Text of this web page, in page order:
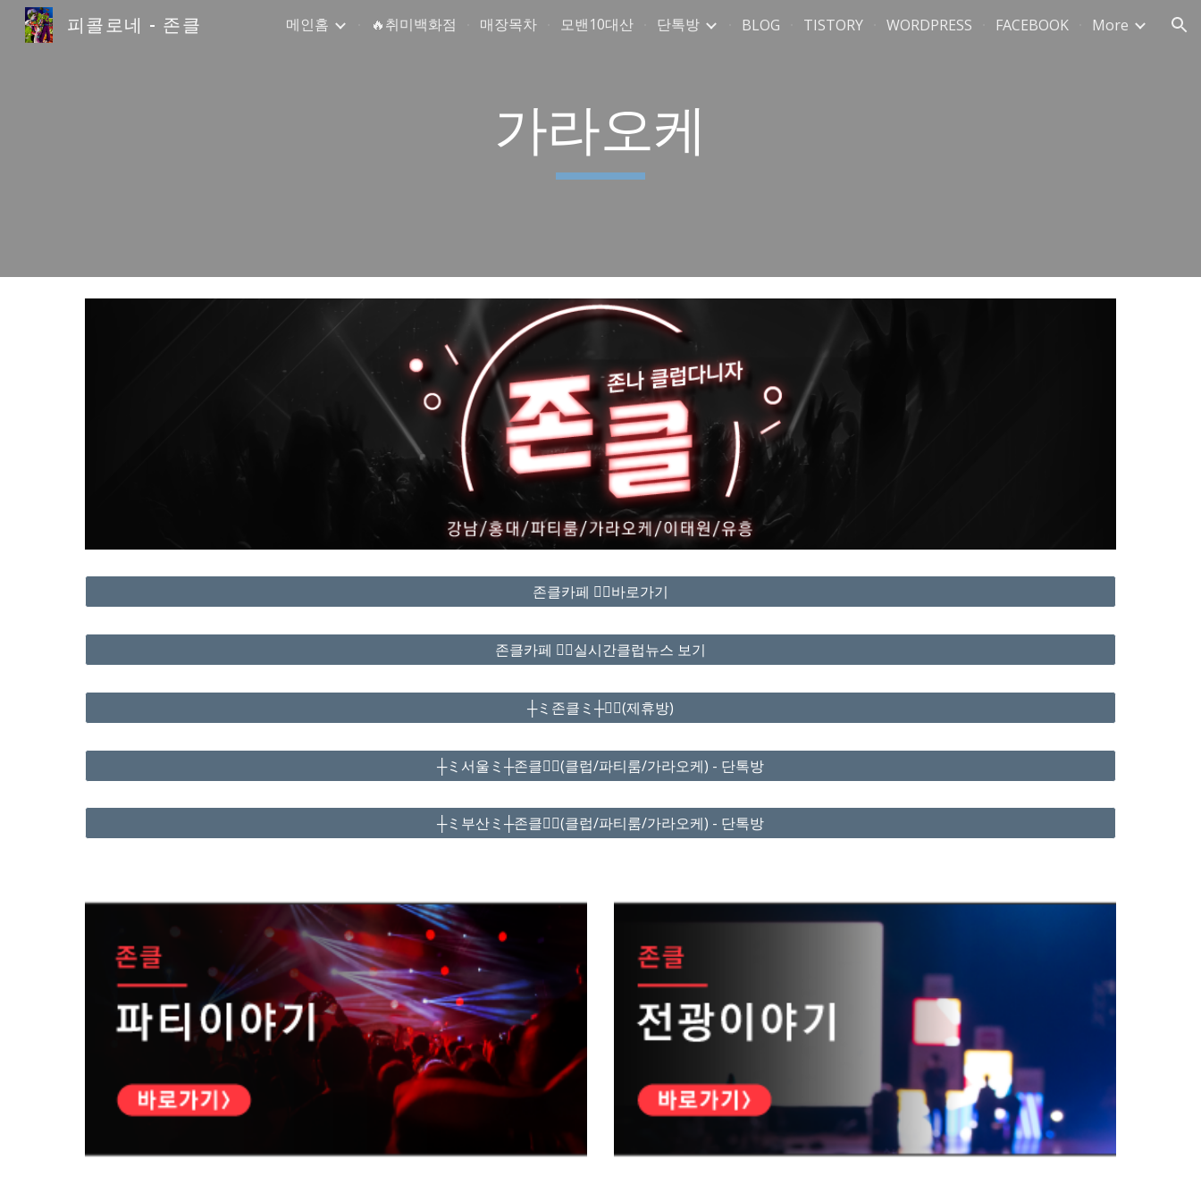
Skip to main content Skip to navigation
피콜로네 - 존클 메인홈 🔥취미백화점 매장목차 모밴10대산 단톡방 BLOG TISTORY WORDPRESS FACEBOOK More
가라오케
존클카페 ❤️‍🔥바로가기
존클카페 ❤️‍🔥실시간클럽뉴스 보기
┼ミ존클ミ┼❤️‍🔥(제휴방)
┼ミ서울ミ┼존클❤️‍🔥(클럽/파티룸/가라오케) - 단톡방
┼ミ부산ミ┼존클❤️‍🔥(클럽/파티룸/가라오케) - 단톡방